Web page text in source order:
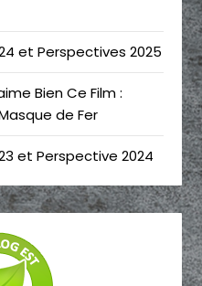
et Perspectives 2025
Bien Ce Film :
de Fer
et Perspective 2024